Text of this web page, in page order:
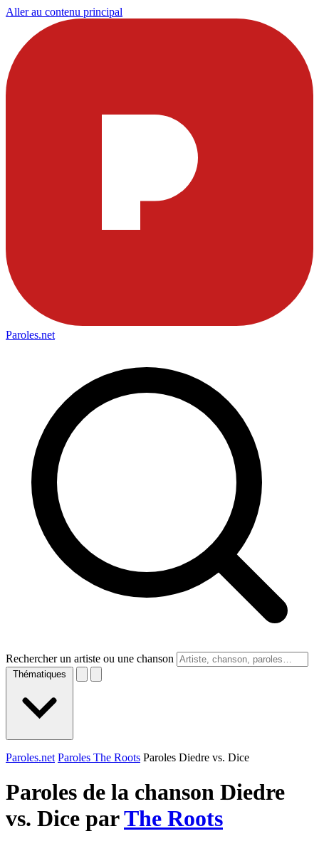
Aller au contenu principal
Paroles.net
Rechercher un artiste ou une chanson
Thématiques
Paroles.net Paroles The Roots Paroles Diedre vs. Dice
Paroles de la chanson Diedre
vs. Dice parThe Roots